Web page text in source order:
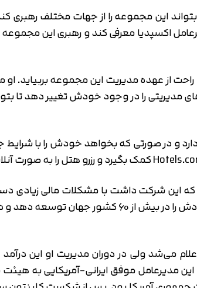
این مجموعه را از جهات مختلف رهبری
راحت از عهده مدیریت این مجموعه
را در وجود خودش تغییر دهد تا
و در صورتی که بخواهد خودش را با شرایط
این شرکت داشت با مشکلات مالی زیادی
می‌گذراند ولی دارا با مدیریت خود کاری کرد که اکسپدیا
باشد. سال 2015 بود که مشخص شد این مدیرعامل موفق